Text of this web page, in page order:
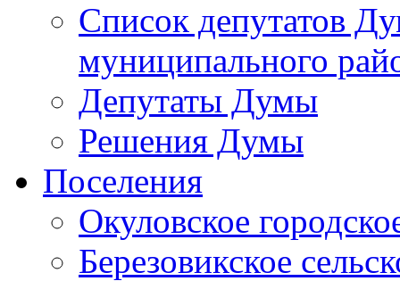
Список депутатов
муниципального
Депутаты Думы
Решения Думы
Поселения
Окуловское
Березовикское